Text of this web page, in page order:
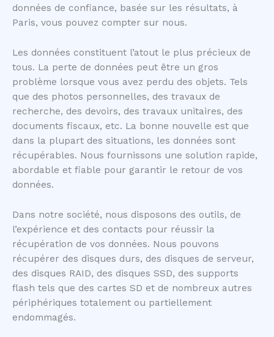
données de confiance, basée sur les résultats, à
Paris, vous pouvez compter sur nous.
Les données constituent l’atout le plus précieux de
tous. La perte de données peut être un gros
problème lorsque vous avez perdu des objets. Tels
que des photos personnelles, des travaux de
recherche, des devoirs, des travaux unitaires, des
documents fiscaux, etc. La bonne nouvelle est que
dans la plupart des situations, les données sont
récupérables. Nous fournissons une solution rapide,
abordable et fiable pour garantir le retour de vos
données.
Dans notre société, nous disposons des outils, de
l’expérience et des contacts pour réussir la
récupération de vos données. Nous pouvons
récupérer des disques durs, des disques de serveur,
des disques RAID, des disques SSD, des supports
flash tels que des cartes SD et de nombreux autres
périphériques totalement ou partiellement
endommagés.